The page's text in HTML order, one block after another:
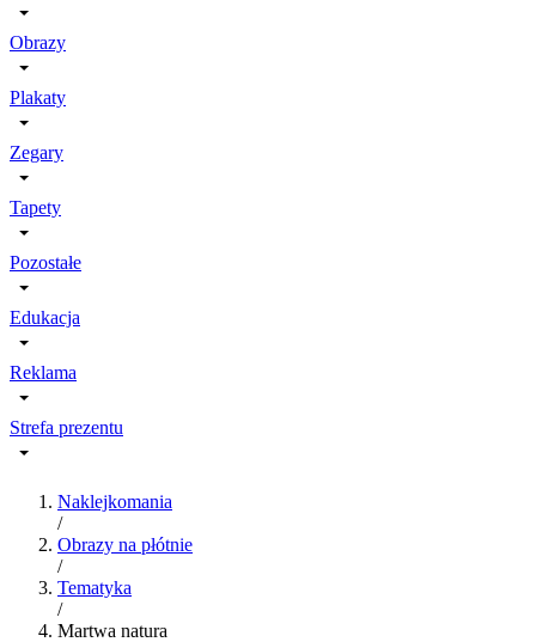
Obrazy
Plakaty
Zegary
Tapety
Pozostałe
Edukacja
Reklama
Strefa prezentu
Naklejkomania
/
Obrazy na płótnie
/
Tematyka
/
Martwa natura